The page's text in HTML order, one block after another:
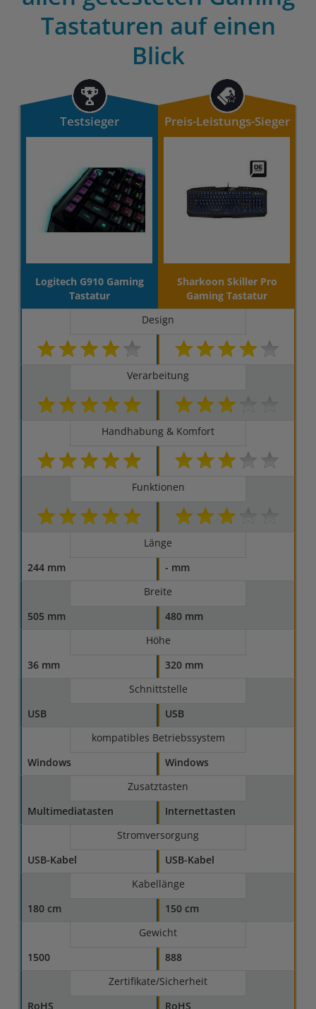
Tastaturen auf einen
Blick
Testsieger Preis-Leistungs-Sieger
Logitech G910 Gaming
Tastatur
Sharkoon Skiller Pro
Gaming Tastatur
Design
Verarbeitung
Handhabung & Komfort
Funktionen
Länge
244 mm
- mm
Breite
505 mm
480 mm
Höhe
36 mm
320 mm
Schnittstelle
USB
USB
kompatibles Betriebssystem
Windows
Windows
Zusatztasten
Multimediatasten
Internettasten
Stromversorgung
USB-Kabel
USB-Kabel
Kabellänge
180 cm
150 cm
Gewicht
1500
888
Zertifikate/Sicherheit
RoHS
RoHS